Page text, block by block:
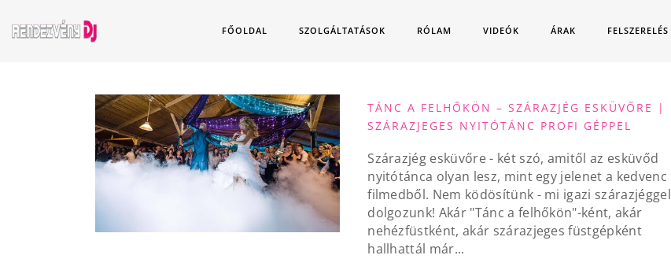
FŐOLDAL SZOLGÁLTATÁSOK RÓLAM VIDEÓK ÁRAK FELSZERELÉS
TÁNC A FELHŐKÖN – SZÁRAZJÉG ESKÜVŐRE |
SZÁRAZJEGES NYITÓTÁNC PROFI GÉPPEL
Szárazjég esküvőre - két szó, amitől az esküvőd
nyitótánca olyan lesz, mint egy jelenet a kedvenc
filmedből. Nem ködösítünk - mi igazi szárazjéggel
dolgozunk! Akár "Tánc a felhőkön"-ként, akár
nehézfüstként, akár szárazjeges füstgépként
hallhattál már...